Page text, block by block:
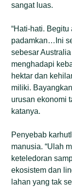
sangat luas.
“Hati-hati.
padamkan…Ini
sebesar
menghadapi
hektar dan
miliki.
urusan ekonomi
katanya.
Penyebab
manusia. “Ulah
keteledoran
ekosistem dan
lahan yang tak